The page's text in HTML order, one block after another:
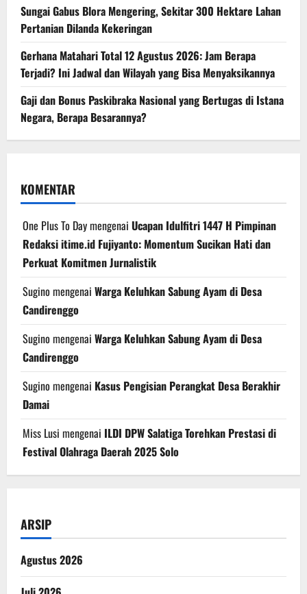
Sungai Gabus Blora Mengering, Sekitar 300 Hektare Lahan
Pertanian Dilanda Kekeringan
Gerhana Matahari Total 12 Agustus 2026: Jam Berapa
Terjadi? Ini Jadwal dan Wilayah yang Bisa Menyaksikannya
Gaji dan Bonus Paskibraka Nasional yang Bertugas di Istana
Negara, Berapa Besarannya?
KOMENTAR
One Plus To Daymengenai Ucapan Idulfitri 1447 H Pimpinan
Redaksi itime.id Fujiyanto: Momentum Sucikan Hati dan
Perkuat Komitmen Jurnalistik
Sugino mengenai Warga Keluhkan Sabung Ayam di Desa
Candirenggo
Sugino mengenai Warga Keluhkan Sabung Ayam di Desa
Candirenggo
Sugino mengenai Kasus Pengisian Perangkat Desa Berakhir
Damai
Miss Lusi mengenai ILDI DPW Salatiga Torehkan Prestasi di
Festival Olahraga Daerah 2025 Solo
ARSIP
Agustus 2026